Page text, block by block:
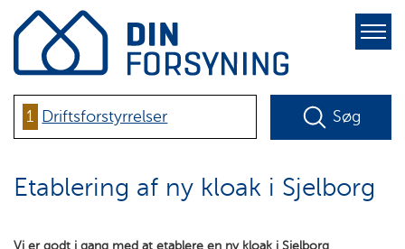
pure-
toggle-
1 Driftsforstyrrelser Søg
Etablering af ny kloak i Sjelborg
Vi er godt i gang med at etablere en ny kloak i Sjelborg